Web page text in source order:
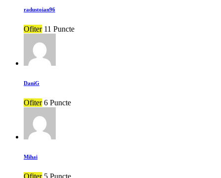
radustoian96
Ofiter 11 Puncte
DaniG
Ofiter 6 Puncte
Mihai
Ofiter 5 Puncte